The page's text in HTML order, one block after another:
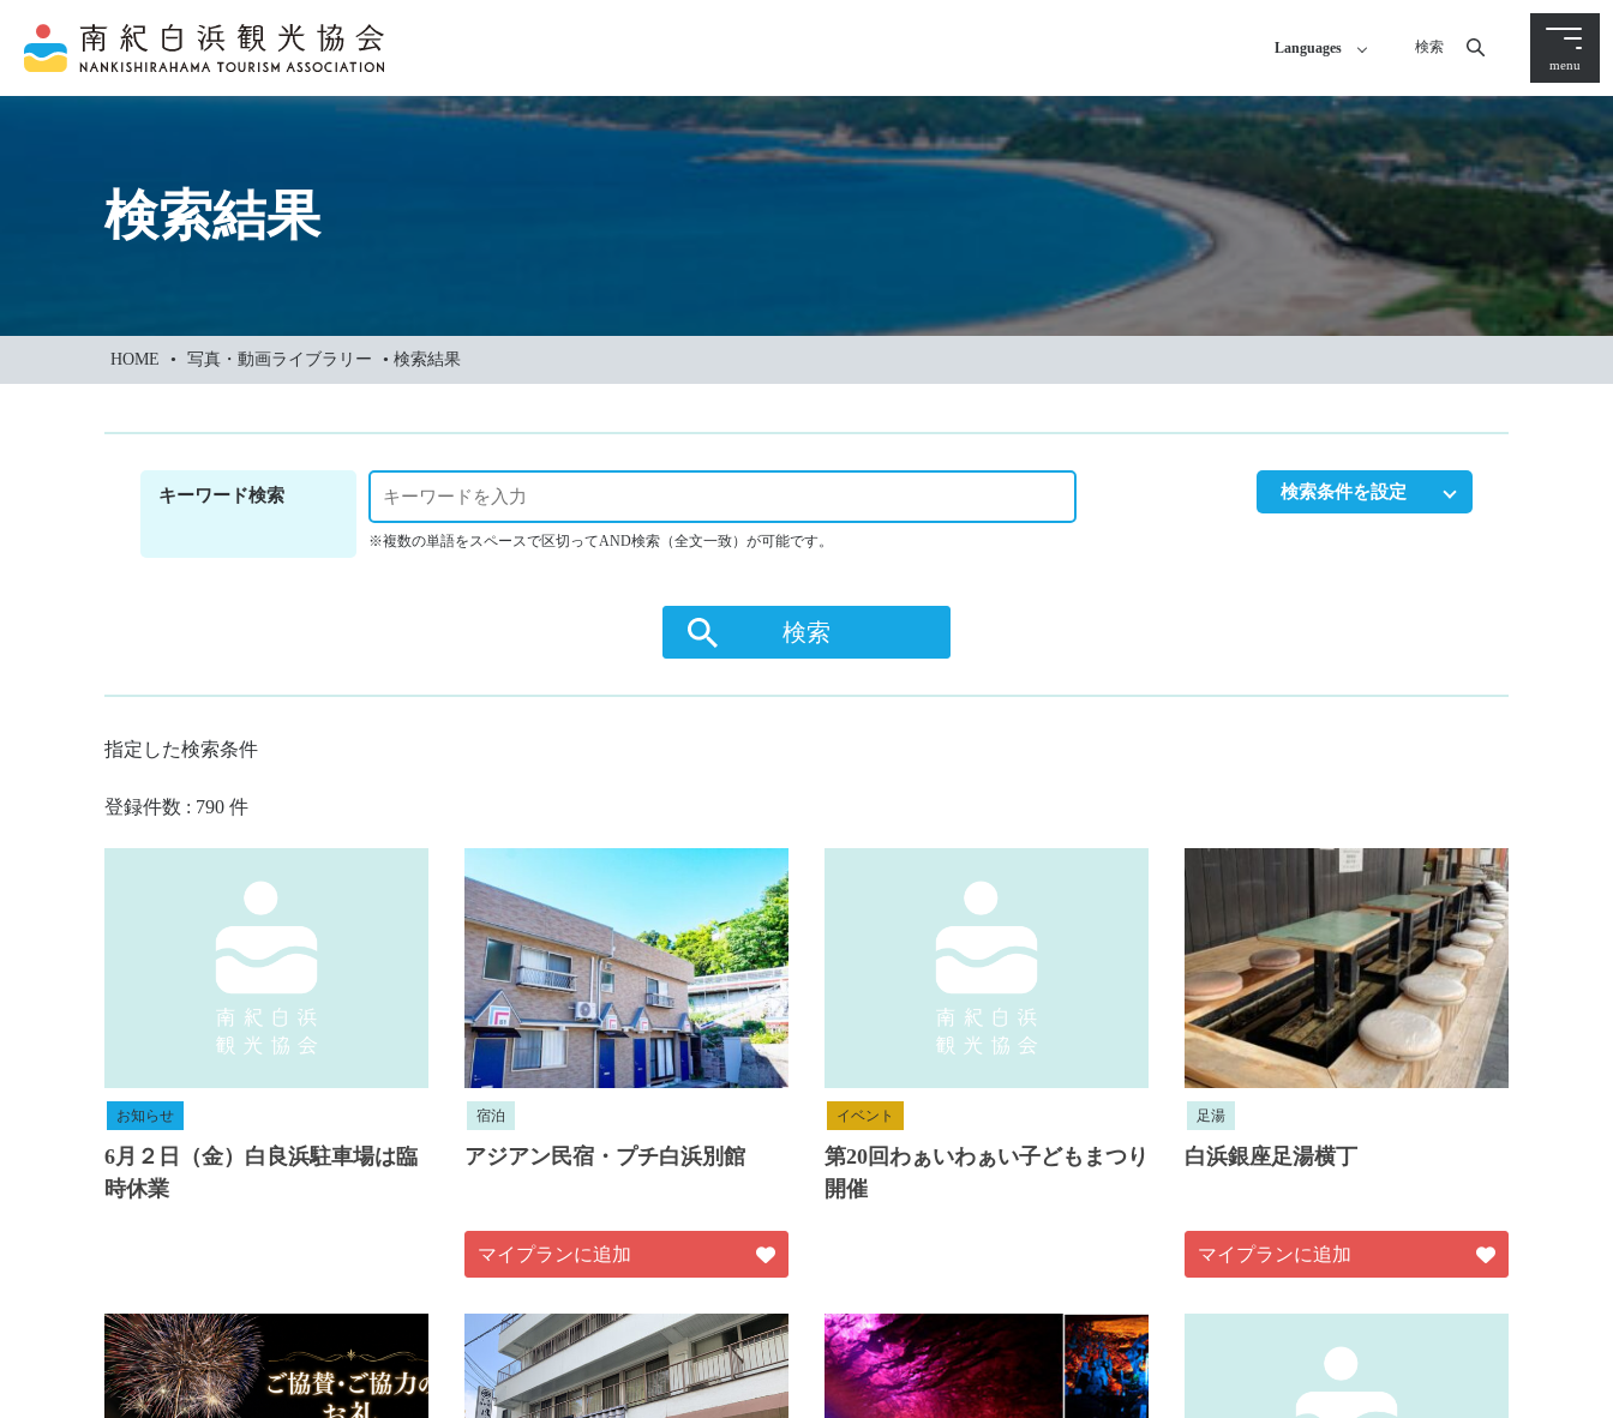
Languages 検索
menu
検索結果
HOME • 写真・動画ライブラリー • 検索結果
キーワード検索
※複数の単語をスペースで区切ってAND検索（全文一致）が可能です。
検索条件を設定
検索
指定した検索条件
登録件数 : 790 件
お知らせ
6月２日（金）白良浜駐車場は臨
時休業
宿泊
アジアン民宿・プチ白浜別館
マイプランに追加
イベント
第20回わぁいわぁい子どもまつり
開催
足湯
白浜銀座足湯横丁
マイプランに追加